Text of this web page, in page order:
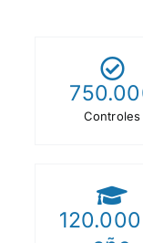
Controles
120.000